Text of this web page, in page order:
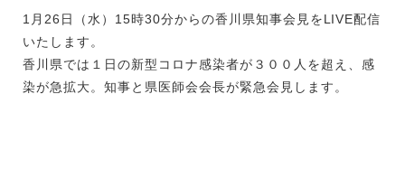
1月26日（水）15時30分からの香川県知事会見をLIVE配信
いたします。
香川県では１日の新型コロナ感染者が３００人を超え、感
染が急拡大。知事と県医師会会長が緊急会見します。